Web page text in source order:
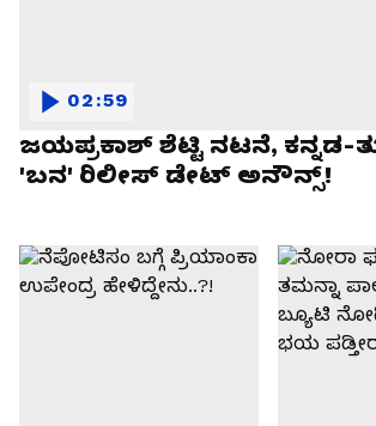
ಜಯಪ್ರಕಾಶ್ ಶೆಟ್ಟಿ ನಟನೆ, ಕನ್ನಡ-
'ಬನ' ರಿಲೀಸ್ ಡೇಟ್ ಅನೌನ್ಸ್!
02:59